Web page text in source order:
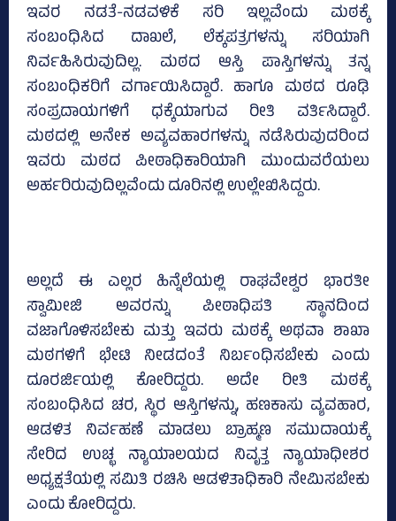
ಇವರ ನಡತೆ-ನಡವಳಿಕೆ ಸರಿ ಇಲ್ಲವೆಂದು ಮಠಕ್ಕೆ
ಸಂಬಂಧಿಸಿದ ದಾಖಲೆ, ಲೆಕ್ಕಪತ್ರಗಳನ್ನು ಸರಿಯಾಗಿ
ನಿರ್ವಹಿಸಿರುವುದಿಲ್ಲ. ಮಠದ ಆಸ್ತಿ ಪಾಸ್ತಿಗಳನ್ನು ತನ್ನ
ಸಂಬಂಧಿಕರಿಗೆ ವರ್ಗಾಯಿಸಿದ್ದಾರೆ. ಹಾಗೂ ಮಠದ ರೂಢಿ
ಸಂಪ್ರದಾಯಗಳಿಗೆ ಧಕ್ಕೆಯಾಗುವ ರೀತಿ ವರ್ತಿಸಿದ್ದಾರೆ.
ಮಠದಲ್ಲಿ ಅನೇಕ ಅವ್ಯವಹಾರಗಳನ್ನು ನಡೆಸಿರುವುದರಿಂದ
ಇವರು ಮಠದ ಪೀಠಾಧಿಕಾರಿಯಾಗಿ ಮುಂದುವರೆಯಲು
ಅರ್ಹರಿರುವುದಿಲ್ಲವೆಂದು ದೂರಿನಲ್ಲಿ ಉಲ್ಲೇಖಿಸಿದ್ದರು.
ಅಲ್ಲದೆ ಈ ಎಲ್ಲರ ಹಿನ್ನೆಲೆಯಲ್ಲಿ ರಾಘವೇಶ್ವರ ಭಾರತೀ
ಸ್ವಾಮೀಜಿ ಅವರನ್ನು ಪೀಠಾಧಿಪತಿ ಸ್ಥಾನದಿಂದ
ವಜಾಗೊಳಿಸಬೇಕು ಮತ್ತು ಇವರು ಮಠಕ್ಕೆ ಅಥವಾ ಶಾಖಾ
ಮಠಗಳಿಗೆ ಭೇಟಿ ನೀಡದಂತೆ ನಿರ್ಬಂಧಿಸಬೇಕು ಎಂದು
ದೂರರ್ಜಿಯಲ್ಲಿ ಕೋರಿದ್ದರು. ಅದೇ ರೀತಿ ಮಠಕ್ಕೆ
ಸಂಬಂಧಿಸಿದ ಚರ, ಸ್ಥಿರ ಆಸ್ತಿಗಳನ್ನು, ಹಣಕಾಸು ವ್ಯವಹಾರ,
ಆಡಳಿತ ನಿರ್ವಹಣೆ ಮಾಡಲು ಬ್ರಾಹ್ಮಣ ಸಮುದಾಯಕ್ಕೆ
ಸೇರಿದ ಉಚ್ಛ ನ್ಯಾಯಾಲಯದ ನಿವೃತ್ತ ನ್ಯಾಯಾಧೀಶರ
ಅಧ್ಯಕ್ಷತೆಯಲ್ಲಿ ಸಮಿತಿ ರಚಿಸಿ ಆಡಳಿತಾಧಿಕಾರಿ ನೇಮಿಸಬೇಕು
ಎಂದು ಕೋರಿದ್ದರು.